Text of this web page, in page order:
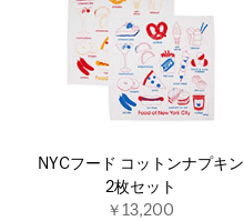
NYCフード コットンナプキン
2枚セット
￥13,200